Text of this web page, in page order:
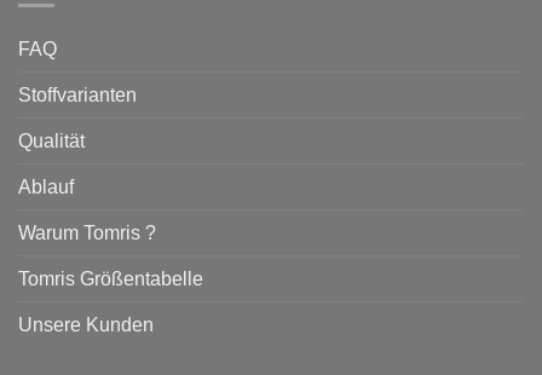
FAQ
Stoffvarianten
Qualität
Ablauf
Warum Tomris ?
Tomris Größentabelle
Unsere Kunden